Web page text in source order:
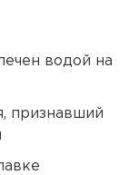
водой на
признавший